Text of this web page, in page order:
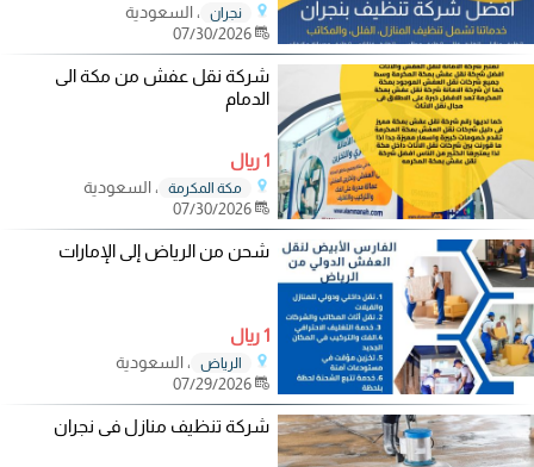
نجران
، السعودية
07/30/2026
شركة نقل عفش من مكة الى
الدمام
1 ريال
مكة المكرمة
، السعودية
07/30/2026
شحن من الرياض إلى الإمارات
1 ريال
الرياض
، السعودية
07/29/2026
شركة تنظيف منازل فى نجران